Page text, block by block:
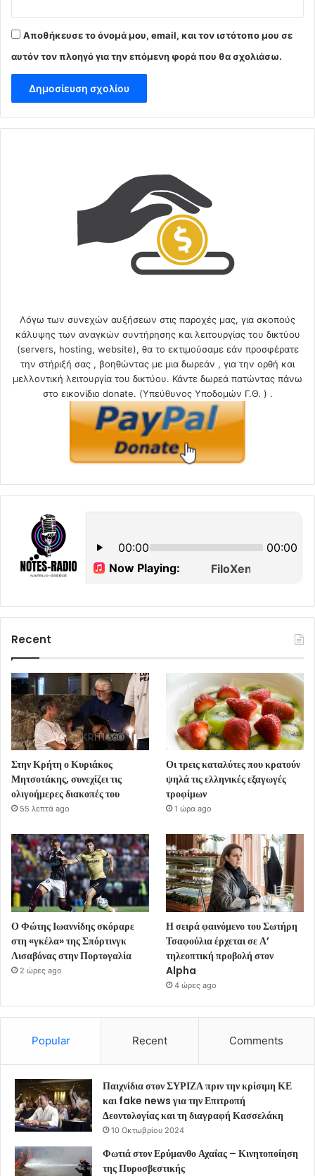
Αποθήκευσε το όνομά μου, email, και τον ιστότοπο μου σε
αυτόν τον πλοηγό για την επόμενη φορά που θα σχολιάσω.
Λόγω των συνεχών αυξήσεων στις παροχές μας, για σκοπούς
κάλυψης των αναγκών συντήρησης και λειτουργίας του δικτύου
(servers, hosting, website), θα το εκτιμούσαμε εάν προσφέρατε
την στήριξή σας , βοηθώντας με μια δωρεάν , για την ορθή και
μελλοντική λειτουργία του δικτύου. Κάντε δωρεά πατώντας πάνω
στο εικονίδιο donate. (Υπεύθυνος Υποδομών Γ.Θ. ) .
Recent
Στην Κρήτη ο Κυριάκος
Μητσοτάκης, συνεχίζει τις
ολιγοήμερες διακοπές του
55 λεπτά ago
Οι τρεις καταλύτες που κρατούν
ψηλά τις ελληνικές εξαγωγές
τροφίμων
1 ώρα ago
Ο Φώτης Ιωαννίδης σκόραρε
στη «γκέλα» της Σπόρτινγκ
Λισαβόνας στην Πορτογαλία
2 ώρες ago
Η σειρά φαινόμενο του Σωτήρη
Τσαφούλια έρχεται σε Α’
τηλεοπτική προβολή στον
Alpha
4 ώρες ago
Popular Recent Comments
Παιχνίδια στον ΣΥΡΙΖΑ πριν την κρίσιμη ΚΕ
και fake news για την Επιτροπή
Δεοντολογίας και τη διαγραφή Κασσελάκη
10 Οκτωβρίου 2024
Φωτιά στον Ερύμανθο Αχαΐας – Κινητοποίηση
της Πυροσβεστικής